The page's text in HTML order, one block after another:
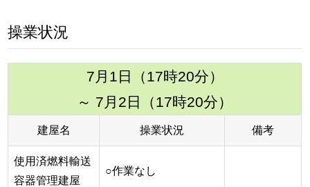
操業状況
7月1日（17時20分）
～ 7月2日（17時20分）
建屋名 操業状況 備考
使用済燃料輸送
容器管理建屋
○作業なし